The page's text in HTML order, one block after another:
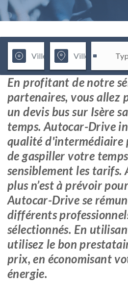
En profitant de notre
partenaires, vous allez
un devis bus sur Isère
temps. Autocar-Drive
qualité d'intermédiaire
de gaspiller votre
sensiblement les tarifs.
plus n’est à prévoir
Autocar-Drive se
différents
sélectionnés. En
utilisez le bon
prix, en économisant
énergie.